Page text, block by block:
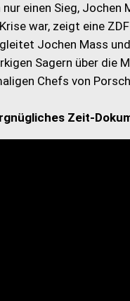
nur einen Sieg, Jochen
war, zeigt eine
Jochen Mass
Sagern über die
Chefs von
Zeit-